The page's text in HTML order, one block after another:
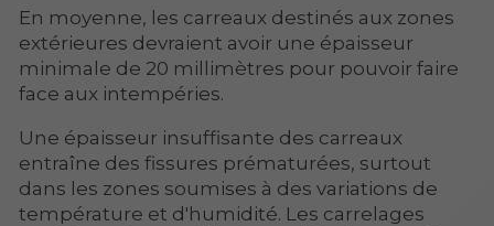
En moyenne, les carreaux destinés aux zones
extérieures devraient avoir une épaisseur
minimale de 20 millimètres pour pouvoir faire
face aux intempéries.
Une épaisseur insuffisante des carreaux
entraîne des fissures prématurées, surtout
dans les zones soumises à des variations de
température et d'humidité. Les carrelages